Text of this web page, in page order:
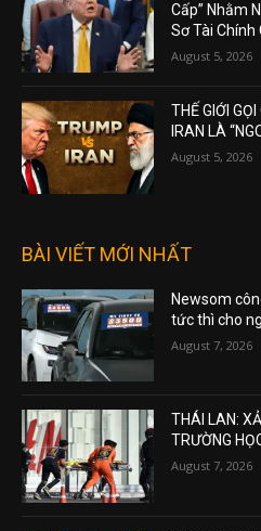
Cấp” Nhằm
Sơ Tài Chính
August 5, 2026
THẾ GIỚI
IRAN LÀ
August 5, 2026
BÀI VIẾT MỚI NHẤT
Newsom
tức thì cho
August 7, 2026
THÁI LAN:
TRƯỜNG
August 7, 2026